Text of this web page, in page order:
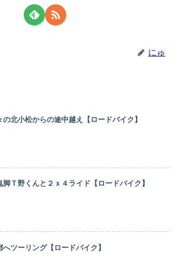
にゅ
の北小松からの途中越え【ロードバイク】
脚Ｔ野くんと２ｘ４ライド【ロードバイク】
へツーリング【ロードバイク】